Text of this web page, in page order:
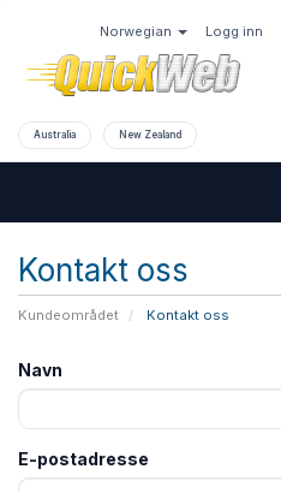
Norwegian Logg inn
Australia New Zealand
Kontakt oss
Kundeområdet Kontakt oss
Navn
E-postadresse